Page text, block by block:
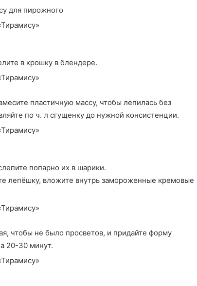
для пирожного
в крошку в блендере.
пластичную массу, чтобы лепилась без
по ч. л сгущенку до нужной консистенции.
попарно их в шарики.
лепёшку, вложите внутрь замороженные кремовые
чтобы не было просветов, и придайте форму
20-30 минут.